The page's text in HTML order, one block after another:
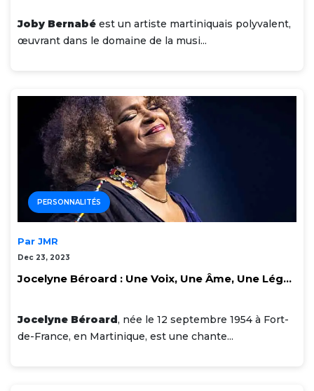
Joby Bernabé est un artiste martiniquais polyvalent,
œuvrant dans le domaine de la musi...
PERSONNALITÉS
Par JMR
Dec 23, 2023
Jocelyne Béroard : Une Voix, Une Âme, Une Lég...
Jocelyne Béroard, née le 12 septembre 1954 à Fort-
de-France, en Martinique, est une chante...